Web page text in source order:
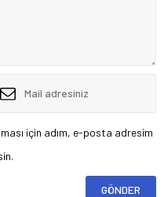
için adım, e-posta adresim